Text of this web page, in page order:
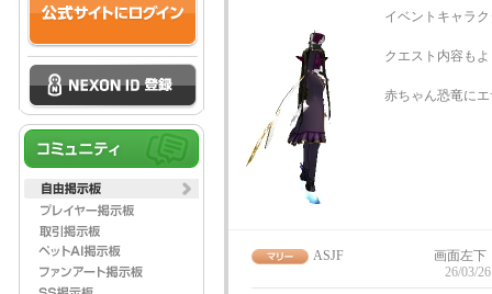
イベントキャラ
クエスト内容も
赤ちゃん恐竜に
ASJF
画面左下
26/03/